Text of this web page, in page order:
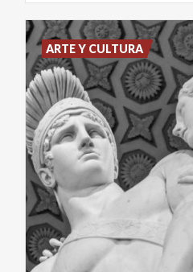
ARTE Y CULTURA